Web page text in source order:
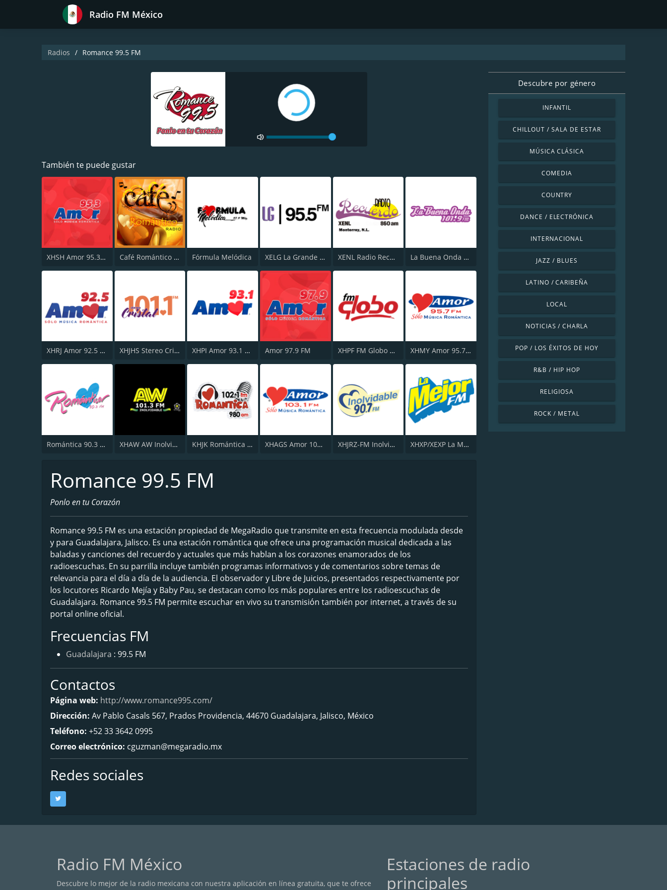
Radio FM México
Radios Romance 99.5 FM
También te puede gustar
XHSH Amor 95.3 FM Café Romántico Radio Fórmula Melódica XELG La Grande 680 AM XENL Radio Recuerdo La Buena Onda 101.9
XHRJ Amor 92.5 FM XHJHS Stereo Cristal 101.1 FM XHPI Amor 93.1 FM Amor 97.9 FM XHPF FM Globo 101.9 XHMY Amor 95.7 FM
Romántica 90.3 FM XHAW AW Inolvidable 101.3 KHJK Romántica - Ciudad Delicias XHAGS Amor 103.1 FM XHJRZ-FM Inolvidable XHXP/XEXP La Mejor - Tuxtepec
Romance 99.5 FM
Ponlo en tu Corazón
Romance 99.5 FM es una estación propiedad de MegaRadio que transmite en esta frecuencia modulada desde
y para Guadalajara, Jalisco. Es una estación romántica que ofrece una programación musical dedicada a las
baladas y canciones del recuerdo y actuales que más hablan a los corazones enamorados de los
radioescuchas. En su parrilla incluye también programas informativos y de comentarios sobre temas de
relevancia para el día a día de la audiencia. El observador y Libre de Juicios, presentados respectivamente por
los locutores Ricardo Mejía y Baby Pau, se destacan como los más populares entre los radioescuchas de
Guadalajara. Romance 99.5 FM permite escuchar en vivo su transmisión también por internet, a través de su
portal online oficial.
Frecuencias FM
Guadalajara : 99.5 FM
Contactos
Página web: http://www.romance995.com/
Dirección: Av Pablo Casals 567, Prados Providencia, 44670 Guadalajara, Jalisco, México
Teléfono: +52 33 3642 0995
Correo electrónico: cguzman@megaradio.mx
Redes sociales
Descubre por género
INFANTIL
CHILLOUT / SALA DE ESTAR
MÚSICA CLÁSICA
COMEDIA
COUNTRY
DANCE / ELECTRÓNICA
INTERNACIONAL
JAZZ / BLUES
LATINO / CARIBEÑA
LOCAL
NOTICIAS / CHARLA
POP / LOS ÉXITOS DE HOY
R&B / HIP HOP
RELIGIOSA
ROCK / METAL
Radio FM México
Descubre lo mejor de la radio mexicana con nuestra aplicación en línea gratuita, que te ofrece
Estaciones de radio
principales